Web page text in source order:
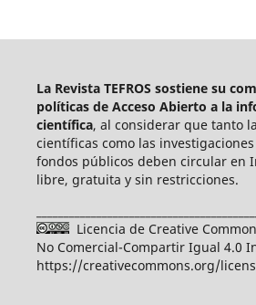
La Revista TEFROS sostiene su
políticas de Acceso Abierto a la
científica, al considerar que tanto
científicas como las
fondos públicos deben circular en
libre, gratuita y sin restricciones.
Licencia de Creative
No Comercial-Compartir Igual 4.0
https://creativecommons.org/